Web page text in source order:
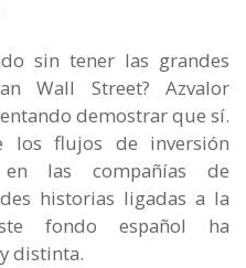
sin tener las grandes
Wall Street? Azvalor
demostrar que sí.
los flujos de inversión
en las compañías de
historias ligadas a la
fondo español ha
distinta.